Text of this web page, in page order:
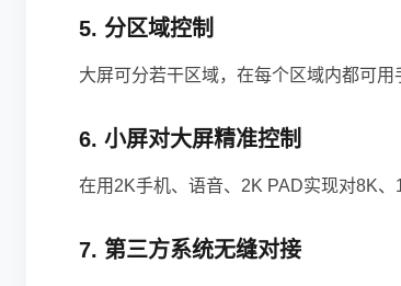
5. 分区域控制
大屏可分若干区域，在每个区域内都可
6. 小屏对大屏精准控制
在用2K手机、语音、2K PAD实现对8K
7. 第三方系统无缝对接